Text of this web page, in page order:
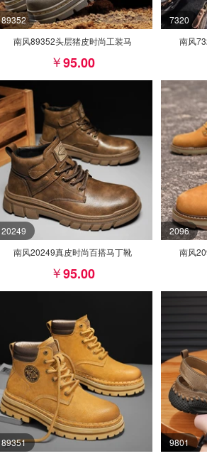
89352
南风89352头层猪皮时尚工装马
95.00
7320
南风
20249
南风20249真皮时尚百搭马丁靴
95.00
2096
南风
89351
9801